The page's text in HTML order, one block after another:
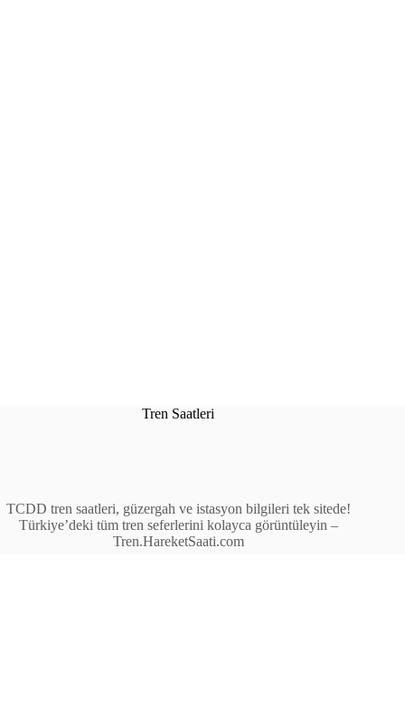
Tren Saatleri
TCDD tren saatleri, güzergah ve istasyon bilgileri tek sitede!
Türkiye’deki tüm tren seferlerini kolayca görüntüleyin –
Tren.HareketSaati.com